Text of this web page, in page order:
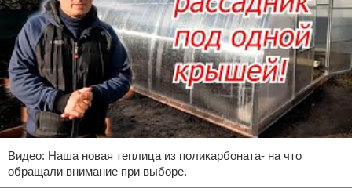
Видео: Наша новая теплица из поликарбоната- на что
обращали внимание при выборе.